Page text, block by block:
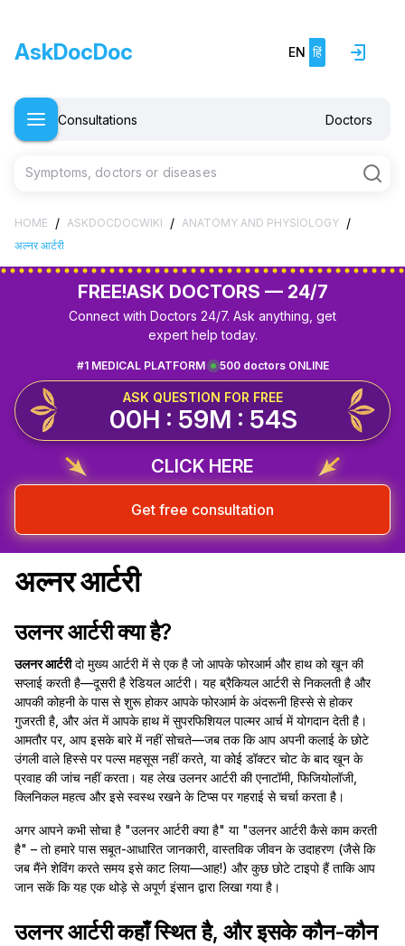
AskDocDoc EN हिं
Consultations Doctors
Symptoms, doctors or diseases
HOME / ASKDOCDOCWIKI / ANATOMY AND PHYSIOLOGY /
अल्नर आर्टरी
FREE!ASK DOCTORS — 24/7
Connect with Doctors 24/7. Ask anything, get
expert help today.
500 doctors ONLINE
#1 MEDICAL PLATFORM
ASK QUESTION FOR FREE
00H : 59M : 54S
CLICK HERE
Get free consultation
अल्नर आर्टरी
उलनर आर्टरी क्या है?
उलनर आर्टरीदो मुख्य आर्टरी में से एक है जो आपके फोरआर्म और हाथ को खून की
सप्लाई करती है—दूसरी है रेडियल आर्टरी। यह ब्रैकियल आर्टरी से निकलती है और
आपकी कोहनी के पास से शुरू होकर आपके फोरआर्म के अंदरूनी हिस्से से होकर
गुजरती है, और अंत में आपके हाथ में सुपरफिशियल पाल्मर आर्च में योगदान देती है।
आमतौर पर, आप इसके बारे में नहीं सोचते—जब तक कि आप अपनी कलाई के छोटे
उंगली वाले हिस्से पर पल्स महसूस नहीं करते, या कोई डॉक्टर चोट के बाद खून के
प्रवाह की जांच नहीं करता। यह लेख उलनर आर्टरी की एनाटॉमी, फिजियोलॉजी,
क्लिनिकल महत्व और इसे स्वस्थ रखने के टिप्स पर गहराई से चर्चा करता है।
अगर आपने कभी सोचा है "उलनर आर्टरी क्या है" या "उलनर आर्टरी कैसे काम करती
है" – तो हमारे पास सबूत-आधारित जानकारी, वास्तविक जीवन के उदाहरण (जैसे कि
जब मैंने शेविंग करते समय इसे काट लिया—आह!) और कुछ छोटे टाइपो हैं ताकि आप
जान सकें कि यह एक थोड़े से अपूर्ण इंसान द्वारा लिखा गया है।
उलनर आर्टरी कहाँ स्थित है, और इसके कौन-कौन